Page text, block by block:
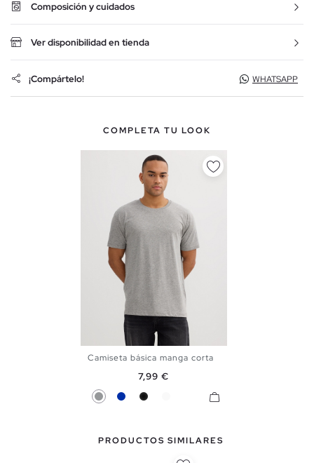
Composición y cuidados
Ver disponibilidad en tienda
¡Compártelo! WHATSAPP
COMPLETA TU LOOK
XL
Camiseta básica manga corta
Precio
7,99 €
Gris Azul Negro
PRODUCTOS SIMILARES